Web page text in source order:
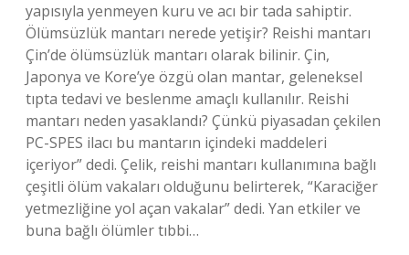
yapısıyla yenmeyen kuru ve acı bir tada sahiptir.
Ölümsüzlük mantarı nerede yetişir? Reishi mantarı
Çin’de ölümsüzlük mantarı olarak bilinir. Çin,
Japonya ve Kore’ye özgü olan mantar, geleneksel
tıpta tedavi ve beslenme amaçlı kullanılır. Reishi
mantarı neden yasaklandı? Çünkü piyasadan çekilen
PC-SPES ilacı bu mantarın içindeki maddeleri
içeriyor” dedi. Çelik, reishi mantarı kullanımına bağlı
çeşitli ölüm vakaları olduğunu belirterek, “Karaciğer
yetmezliğine yol açan vakalar” dedi. Yan etkiler ve
buna bağlı ölümler tıbbi…